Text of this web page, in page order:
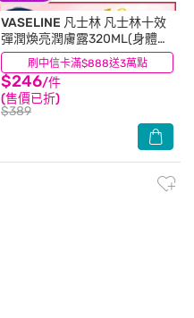
刷中信卡滿$888送3萬點
VASELINE 凡士林 凡士林十效
彈潤煥亮潤膚露320ML(身體乳
液)
$246/件
(售價已折)
$389
(15)